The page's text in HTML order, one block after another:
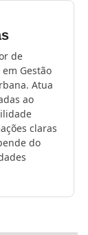
de
Gestão
Atua
ao
claras
do